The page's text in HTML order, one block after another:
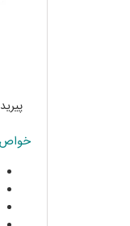
خواص